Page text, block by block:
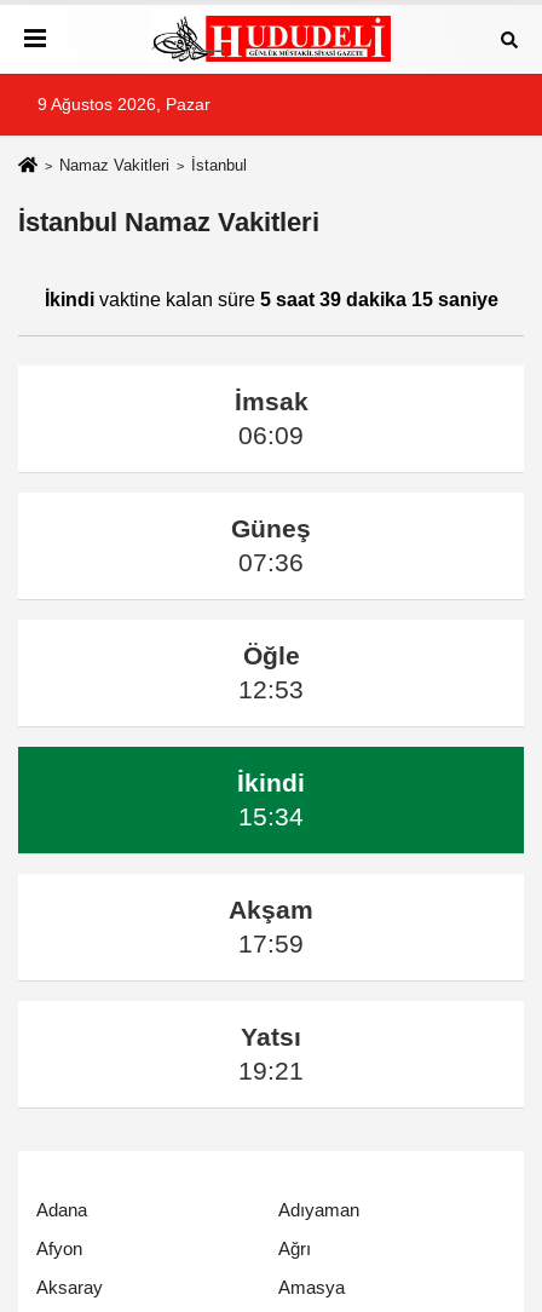
9 Ağustos 2026, Pazar
Namaz Vakitleri İstanbul
İstanbul Namaz Vakitleri
İkindivaktine kalan süre 5 saat 39 dakika 15 saniye
İmsak
06:09
Güneş
07:36
Öğle
12:53
İkindi
15:34
Akşam
17:59
Yatsı
19:21
Adana
Adıyaman
Afyon
Ağrı
Aksaray
Amasya